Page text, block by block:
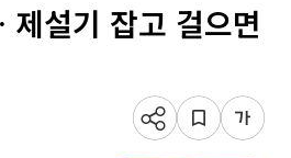
설기 잡고 걸으면